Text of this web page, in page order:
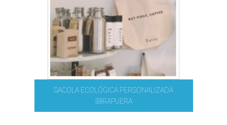
SACOLA ECOLÓGICA PERSONALIZADA
IBIRAPUERA